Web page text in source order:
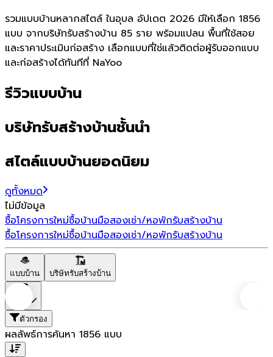
รวมแบบบ้านหลากสไตล์ ในอุบล อัปเดต 2026 มีให้เลือก 1856
แบบ จากบริษัทรับสร้างบ้าน 85 ราย พร้อมแปลน พื้นที่ใช้สอย
และราคาประเมินก่อสร้าง เลือกแบบที่ใช่แล้วติดต่อผู้รับออกแบบ
และก่อสร้างได้ทันทีที่ NaYoo
รีวิวแบบบ้าน
บริษัทรับสร้างบ้านชั้นนำ
สไตล์แบบบ้านยอดนิยม
ดูทั้งหมด
ไม่มีข้อมูล
ซื้อโครงการใหม่ซื้อบ้านมือสองเช่า/หอพักรับสร้างบ้าน
ซื้อโครงการใหม่ซื้อบ้านมือสองเช่า/หอพักรับสร้างบ้าน
แบบบ้าน บริษัทรับสร้างบ้าน
ตัวกรอง
ผลลัพธ์การค้นหา 1856 แบบ